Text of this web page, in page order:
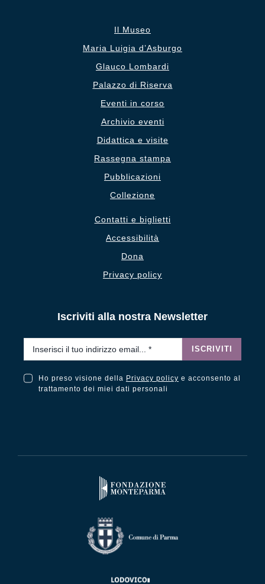
Il Museo
Maria Luigia d’Asburgo
Glauco Lombardi
Palazzo di Riserva
Eventi in corso
Archivio eventi
Didattica e visite
Rassegna stampa
Pubblicazioni
Collezione
Contatti e biglietti
Accessibilità
Dona
Privacy policy
Iscriviti alla nostra Newsletter
ISCRIVITI
Ho preso visione della Privacy policy e acconsento al
trattamento dei miei dati personali